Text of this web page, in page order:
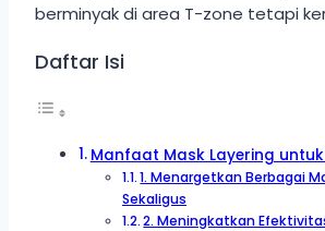
berminyak di area T-zone tetapi
Daftar Isi
Manfaat Mask Layering
1. Menargetkan Berbagai
Sekaligus
2. Meningkatkan